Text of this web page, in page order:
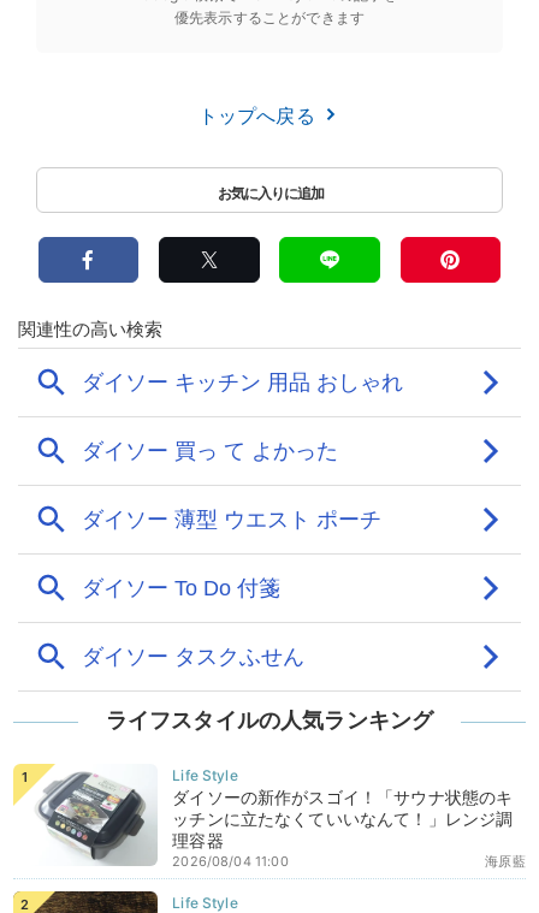
優先表示することができます
トップへ戻る
ライフスタイルの人気ランキング
ダイソーの新作がスゴイ！「サウナ状態のキ
ッチンに立たなくていいなんて！」レンジ調
理容器
海原藍
2026/08/04 11:00